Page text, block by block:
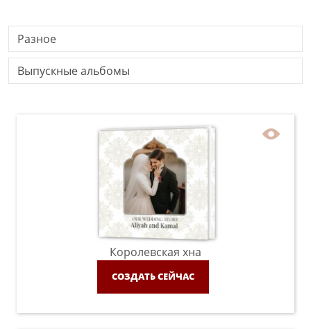
Разное
Выпускные альбомы
Королевская хна
СОЗДАТЬ СЕЙЧАС